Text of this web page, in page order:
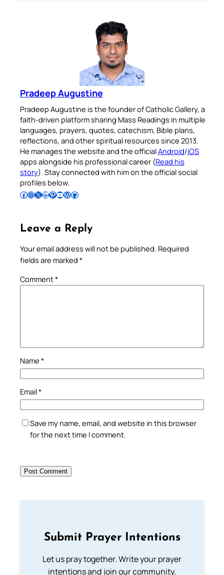
Pradeep Augustine
Pradeep Augustine is the founder of Catholic Gallery, a
faith-driven platform sharing Mass Readings in multiple
languages, prayers, quotes, catechism, Bible plans,
reflections, and other spiritual resources since 2013.
He manages the website and the officialAndroid/iOS
apps alongside his professional career (Read his
story). Stay connected with him on the official social
profiles below.
Follow Pradeep on Facebook Follow Pradeep on InstagramFollow Pradeep on X Follow Pradeep on LinkedIn Follow Pradeep on Pinterest Subscribe to Pradeep’s Youtube Channel Follow Pradeep on WordPress Follow Pradeep on GitHub
Leave a Reply
Your email address will not be published. Required
fields are marked *
Comment*
Name *
Email*
Save my name, email, and website in this browser
for the next time I comment.
Submit Prayer Intentions
Let us pray together. Write your prayer
intentions and join our community.